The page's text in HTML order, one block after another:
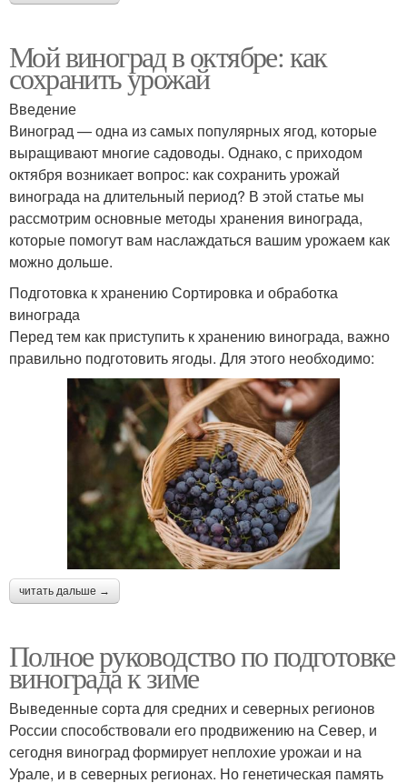
Мой виноград в октябре: как
сохранить урожай
Введение
Виноград — одна из самых популярных ягод, которые
выращивают многие садоводы. Однако, с приходом
октября возникает вопрос: как сохранить урожай
винограда на длительный период? В этой статье мы
рассмотрим основные методы хранения винограда,
которые помогут вам наслаждаться вашим урожаем как
можно дольше.
Подготовка к хранению Сортировка и обработка
винограда
Перед тем как приступить к хранению винограда, важно
правильно подготовить ягоды. Для этого необходимо:
читать дальше →
Полное руководство по подготовке
винограда к зиме
Выведенные сорта для средних и северных регионов
России способствовали его продвижению на Север, и
сегодня виноград формирует неплохие урожаи и на
Урале, и в северных регионах. Но генетическая память